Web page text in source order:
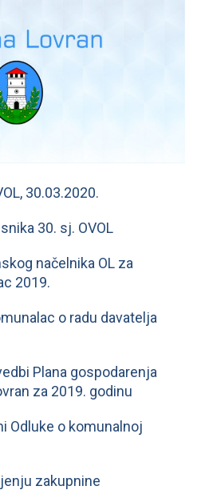
30.03.2020.
30. sj. OVOL
načelnika OL za
2019.
o radu davatelja
Plana gospodarenja
za 2019. godinu
Odluke o komunalnoj
zakupnine